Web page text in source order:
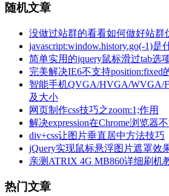
随机文章
没做过站群的看看如何做好站群
javascript:window.history.go(-1)是
简单实用的jquery鼠标滑过tab选
完美解决IE6不支持position:fixed
智能手机QVGA/HVGA/WVGA/
及大小
网页制作css技巧之zoom:1;作用
解决expression在Chrome浏览器
div+css让图片垂直居中方法技巧
jQuery实现鼠标悬浮图片遮罩效
亲测ATRIX 4G MB860详细刷机
热门文章